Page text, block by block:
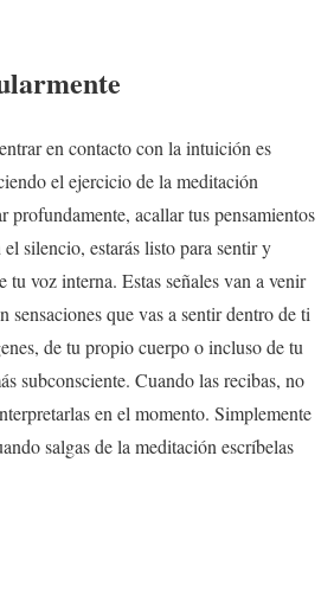
en contacto con la intuición es
el ejercicio de la meditación
profundamente, acallar tus pensamientos
silencio, estarás listo para sentir y
tu voz interna. Estas señales van a venir
sensaciones que vas a sentir dentro de ti
de tu propio cuerpo o incluso de tu
subconsciente. Cuando las recibas, no
en el momento. Simplemente
salgas de la meditación escríbelas